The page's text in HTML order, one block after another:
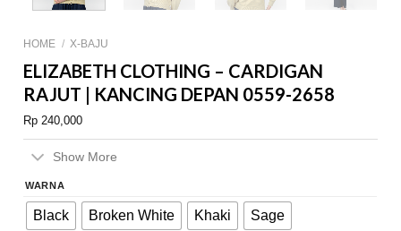
HOME / X-BAJU
ELIZABETH CLOTHING – CARDIGAN
RAJUT | KANCING DEPAN 0559-2658
Rp 240,000
Show More
WARNA
Black Broken White Khaki Sage